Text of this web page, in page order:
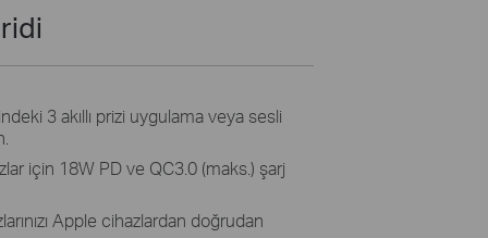
3 akıllı prizi uygulama veya sesli
için 18W PD ve QC3.0 (maks.) şarj
Apple cihazlardan doğrudan